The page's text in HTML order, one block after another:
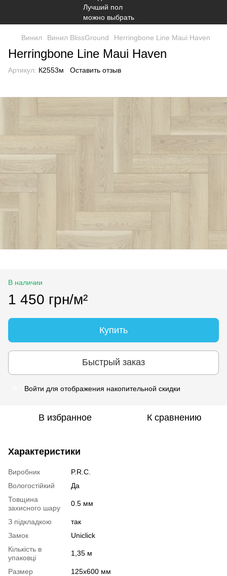
Винил Винил BlissGround Herringbone Line Maui Haven
Herringbone Line Maui Haven
Артикул: К2553м Оставить отзыв
В наличии
1 450 грн/м²
Купить
Быстрый заказ
Войти для отображения накопительной скидки
В избранное К сравнению
Характеристики
Виробник
P.R.C.
Вологостійкий
Да
Товщина
захисного шару
0.5 мм
З підкладкою
так
Замок
Uniclick
Кількість в
упаковці
1,35 м
Размер
125х600 мм